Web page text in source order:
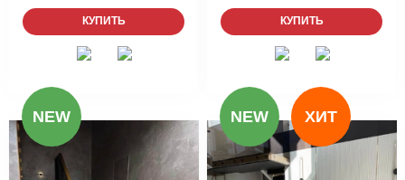
КУПИТЬ КУПИТЬ
NEW NEW ХИТ